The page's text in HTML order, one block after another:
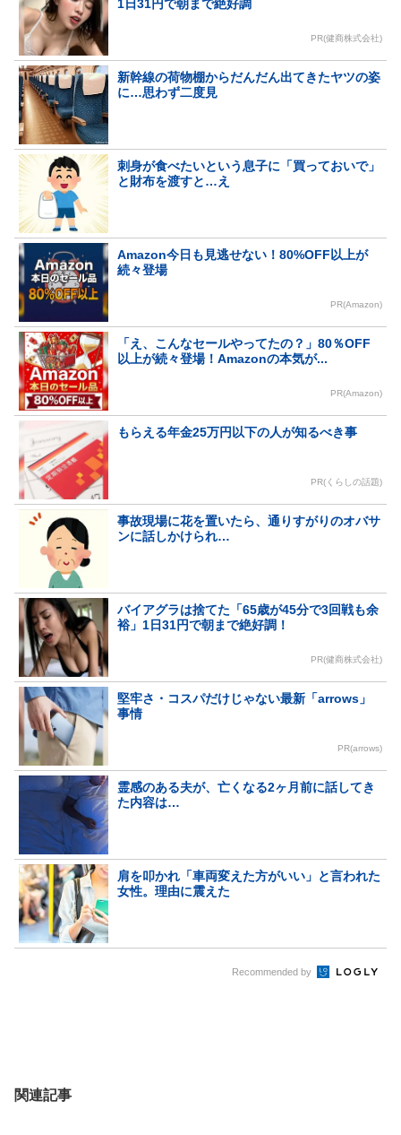
1日31円で朝まで絶好調
PR(健商株式会社)
新幹線の荷物棚からだんだん出てきたヤツの姿
に…思わず二度見
刺身が食べたいという息子に「買っておいで」
と財布を渡すと…え
Amazon今日も見逃せない！80%OFF以上が
続々登場
PR(Amazon)
「え、こんなセールやってたの？」80％OFF
以上が続々登場！Amazonの本気が...
PR(Amazon)
もらえる年金25万円以下の人が知るべき事
PR(くらしの話題)
事故現場に花を置いたら、通りすがりのオバサ
ンに話しかけられ…
バイアグラは捨てた「65歳が45分で3回戦も余
裕」1日31円で朝まで絶好調！
PR(健商株式会社)
堅牢さ・コスパだけじゃない最新「arrows」
事情
PR(arrows)
霊感のある夫が、亡くなる2ヶ月前に話してき
た内容は…
肩を叩かれ「車両変えた方がいい」と言われた
女性。理由に震えた
Recommended by
関連記事